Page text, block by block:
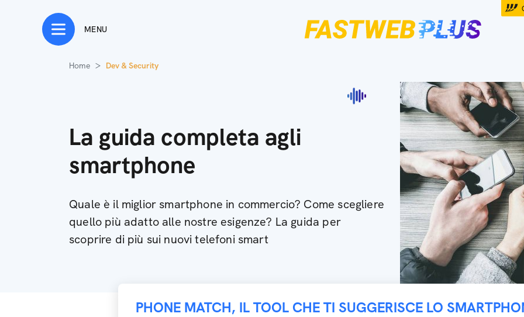
MENU
Home Dev & Security
La guida completa agli
smartphone
Quale è il miglior smartphone in commercio? Come scegliere
quello più adatto alle nostre esigenze? La guida per
scoprire di più sui nuovi telefoni smart
PHONE MATCH, IL TOOL CHE TI SUGGERISCE LO